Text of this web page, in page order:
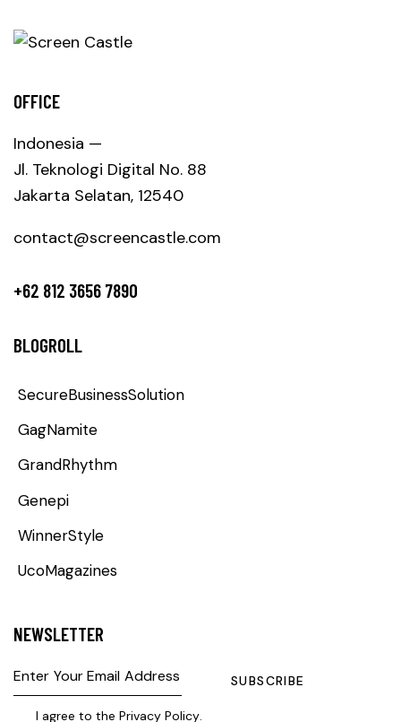
OFFICE
Indonesia —
Jl. Teknologi Digital No. 88
Jakarta Selatan, 12540
contact@screencastle.com
+62 812 3656 7890
BLOGROLL
SecureBusinessSolution
GagNamite
GrandRhythm
Genepi
WinnerStyle
UcoMagazines
NEWSLETTER
SUBSCRIBE
I agree to thePrivacy Policy.